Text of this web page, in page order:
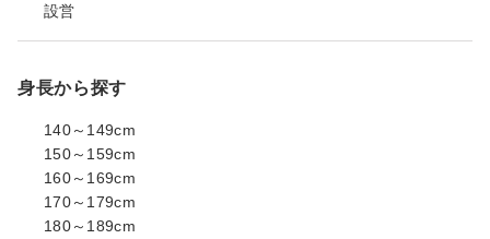
設営
身長から探す
140～149cm
150～159cm
160～169cm
170～179cm
180～189cm